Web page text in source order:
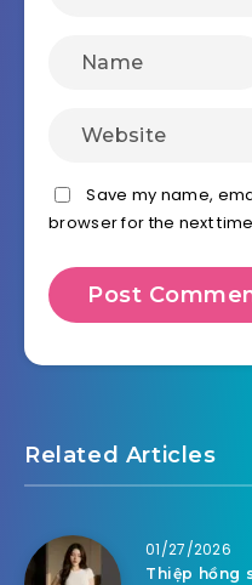
Save my name,
browser for the next
Related Articles
01/27/2026
Thiệp hồng